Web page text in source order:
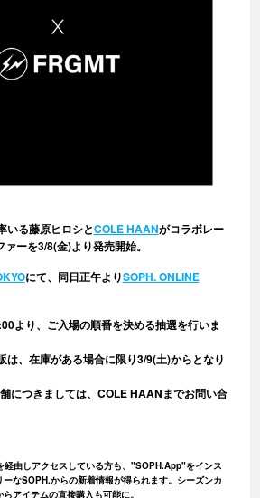
いる藤原ヒロシとCOLE HAANがコラボレー
ーを3/8(金)より発売開始。
にて、同日正午よりSOPH. ONLINE
より、ご入場の順番を決める抽選を行いま
は、在庫がある場合に限り3/9(土)からとなり
につきましては、COLE HAANまでお問い合
経由しアクセスしている方も、"SOPH.App"をインス
ーなSOPH.からの新着情報が得られます。シーズンカ
アイテムの直接購入も可能に。